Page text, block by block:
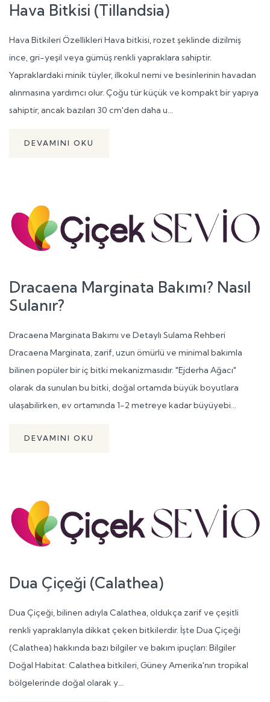
Hava Bitkisi (Tillandsia)
Hava Bitkileri Özellikleri Hava bitkisi, rozet şeklinde dizilmiş
ince, gri-yeşil veya gümüş renkli yapraklara sahiptir.
Yapraklardaki minik tüyler, ilkokul nemi ve besinlerinin havadan
alınmasına yardımcı olur. Çoğu tür küçük ve kompakt bir yapıya
sahiptir, ancak bazıları 30 cm'den daha u...
DEVAMINI OKU
Dracaena Marginata Bakımı? Nasıl
Sulanır?
Dracaena Marginata Bakımı ve Detaylı Sulama Rehberi
Dracaena Marginata, zarif, uzun ömürlü ve minimal bakımla
bilinen popüler bir iç bitki mekanizmasıdır. "Ejderha Ağacı"
olarak da sunulan bu bitki, doğal ortamda büyük boyutlara
ulaşabilirken, ev ortamında 1-2 metreye kadar büyüyebi...
DEVAMINI OKU
Dua Çiçeği (Calathea)
Dua Çiçeği, bilinen adıyla Calathea, oldukça zarif ve çeşitli
renkli yapraklarıyla dikkat çeken bitkilerdir. İşte Dua Çiçeği
(Calathea) hakkında bazı bilgiler ve bakım ipuçları: Bilgiler
Doğal Habitat: Calathea bitkileri, Güney Amerika'nın tropikal
bölgelerinde doğal olarak y...